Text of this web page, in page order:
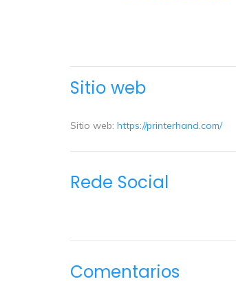
Sitio web
Sitio web: https://printerhand.com/
Rede Social
Comentarios